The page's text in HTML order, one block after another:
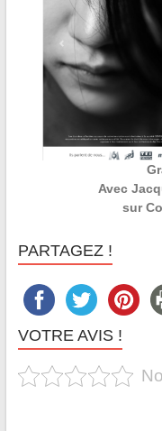
Avec
sur
PARTAGEZ !
VOTRE AVIS !